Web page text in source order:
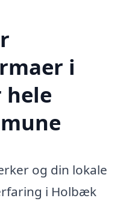
i
og din lokale
i Holbæk